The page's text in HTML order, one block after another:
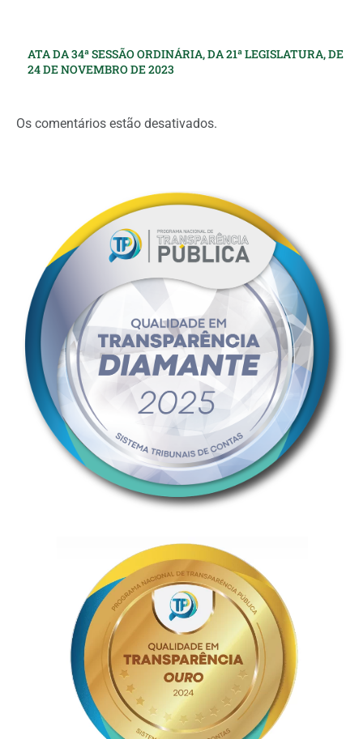
ATA DA 34ª SESSÃO ORDINÁRIA, DA 21ª LEGISLATURA, DE
24 DE NOVEMBRO DE 2023
Os comentários estão desativados.